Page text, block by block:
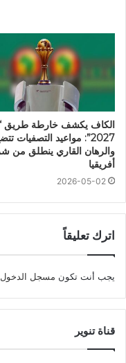
الكاف يكشف خارطة طريق
2027”: مواعيد التصفيات
والرهان القاري ينطلق من
أفريقيا
2026-05-02
اترك تعليقاً
يجب أنت تكون مسجل الدخول
قناة تنوير